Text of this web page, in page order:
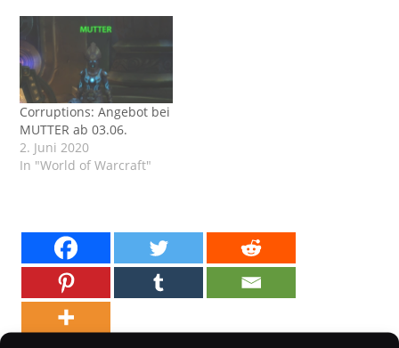
Corruptions: Angebot bei
MUTTER ab 03.06.
2. Juni 2020
In "World of Warcraft"